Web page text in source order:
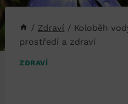
/ Zdraví / Koloběh
prostředí a zdraví
ZDRAVÍ